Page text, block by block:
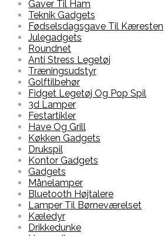
Gaver Til Ham
Teknik Gadgets
Fødselsdagsgave Til Kæresten
Julegadgets
Roundnet
Anti Stress Legetøj
Træningsudstyr
Golftilbehør
Fidget Legetøj Og Pop Spil
3d Lamper
Festartikler
Have Og Grill
Køkken Gadgets
Drukspil
Kontor Gadgets
Gadgets
Månelamper
Bluetooth Højtalere
Lamper Til Børneværelset
Kæledyr
Drikkedunke